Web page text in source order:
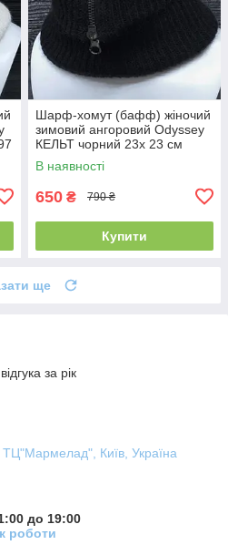
Шарф-хомут (бафф) жіночий
зимовий ангоровий Odyssey
КЕЛЬТ чорний 23х 23 см
14100
В наявності
650 ₴ 790 ₴
Купити
ще
за рік
ТЦ"Мармелад", Київ, Україна
до 19:00
роботи